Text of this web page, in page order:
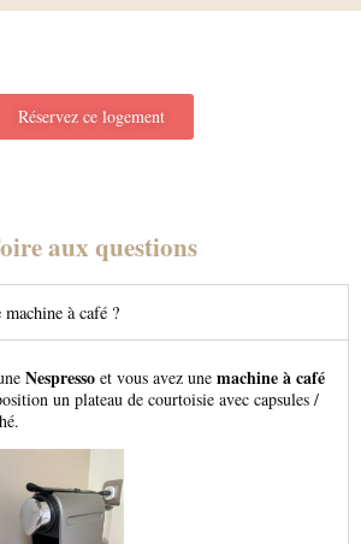
Réservez ce logement
aux questions
à café ?
Nespresso et vous avez une machine à café
un plateau de courtoisie avec capsules /